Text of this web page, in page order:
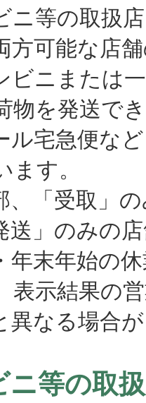
等の取扱
方可能な店
または一
物を発送で
急便など
ます。
受取」の
のみの店
末年始の
表示結果の
なる場合が
ニ等の取